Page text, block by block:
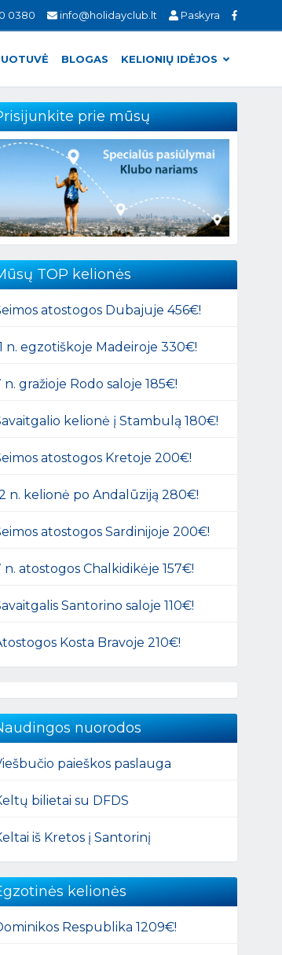
0380 info@holidayclub.lt Paskyra
BLOGAS KELIONIŲ IDĖJOS
prie mūsų
TOP kelionės
atostogos Dubajuje 456€!
n. egzotiškoje Madeiroje 330€!
n. gražioje Rodo saloje 185€!
kelionė į Stambulą 180€!
atostogos Kretoje 200€!
n. kelionė po Andalūziją 280€!
atostogos Sardinijoje 200€!
n. atostogos Chalkidikėje 157€!
Santorino saloje 110€!
Kosta Bravoje 210€!
nuorodos
paieškos paslauga
bilietai su DFDS
iš Kretos į Santorinį
kelionės
Respublika 1209€!